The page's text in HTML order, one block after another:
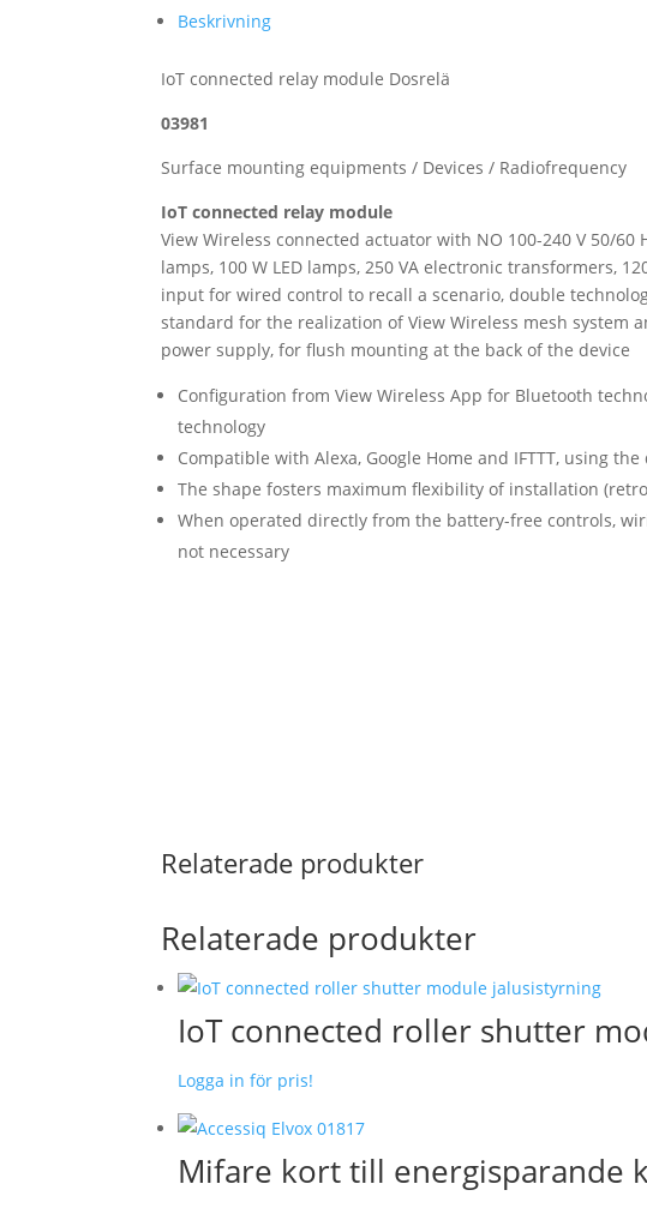
Beskrivning
IoT connected relay module Dosrelä
03981
Surface mounting equipments / Devices / Radiofrequency
IoT connected relay module
View Wireless connected actuator with NO 100-240 V 50/
lamps, 100 W LED lamps, 250 VA electronic transformers,
input for wired control to recall a scenario, double
standard for the realization of View Wireless mesh system
power supply, for flush mounting at the back of the device
Configuration from View Wireless App for Bluetooth
technology
Compatible with Alexa, Google Home and IFTTT, using
The shape fosters maximum flexibility of installation
When operated directly from the battery-free controls,
not necessary
Relaterade produkter
Relaterade produkter
IoT connected roller shutter
Logga in för pris!
Mifare kort till energisparande